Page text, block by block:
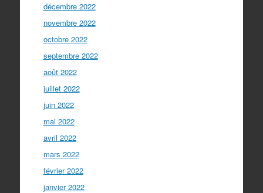
décembre 2022
novembre 2022
octobre 2022
septembre 2022
août 2022
juillet 2022
juin 2022
mai 2022
avril 2022
mars 2022
février 2022
janvier 2022